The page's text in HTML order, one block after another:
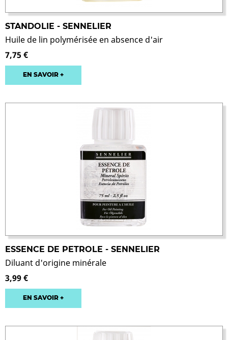
STANDOLIE - SENNELIER
Huile de lin polymérisée en absence d'air
7,75 €
EN SAVOIR +
ESSENCE DE PETROLE - SENNELIER
Diluant d'origine minérale
3,99 €
EN SAVOIR +